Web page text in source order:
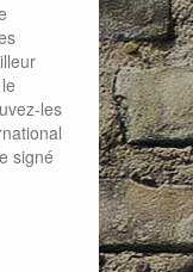
les
signé